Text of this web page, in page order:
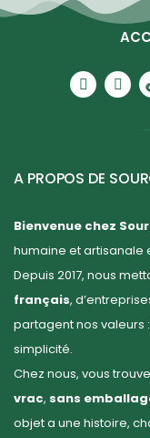
A PROPOS DE
Bienvenue chez
humaine et artisanale
Depuis 2017, nous
français,
partagent nos valeurs
simplicité.
Chez nous, vous
vrac, sans
objet a une histoire,